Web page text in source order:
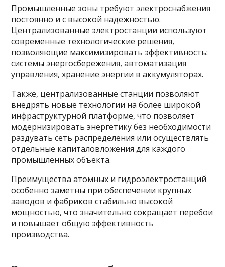
Промышленные зоны требуют электроснабжения
постоянно и с высокой надежностью.
Централизованные электростанции используют
современные технологические решения,
позволяющие максимизировать эффективность:
системы энергосбережения, автоматизация
управления, хранение энергии в аккумуляторах.
Также, централизованные станции позволяют
внедрять новые технологии на более широкой
инфраструктурной платформе, что позволяет
модернизировать энергетику без необходимости
раздувать сеть распределения или осуществлять
отдельные капиталовложения для каждого
промышленных объекта.
Преимущества атомных и гидроэлектростанций
особенно заметны при обеспечении крупных
заводов и фабриков стабильно высокой
мощностью, что значительно сокращает перебои
и повышает общую эффективность
производства.